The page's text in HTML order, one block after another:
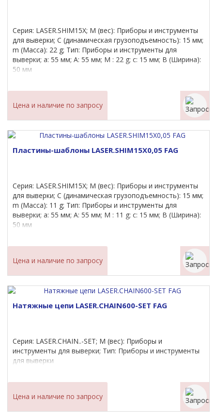
Серия: LASER.SHIM15X; M (вес): Приборы и инструменты
для выверки; C (динамическая грузоподъемность): 15 мм;
m (Масса): 22 g; Тип: Приборы и инструменты для
выверки; a: 55 мм; A: 55 мм; M : 22 g; c: 15 мм; B (Ширина):
50 мм
Цена и наличие по запросу
Пластины-шаблоны LASER.SHIM15X0,05 FAG
Серия: LASER.SHIM15X; M (вес): Приборы и инструменты
для выверки; C (динамическая грузоподъемность): 15 мм;
m (Масса): 11 g; Тип: Приборы и инструменты для
выверки; a: 55 мм; A: 55 мм; M : 11 g; c: 15 мм; B (Ширина):
50 мм
Цена и наличие по запросу
Натяжные цепи LASER.CHAIN600-SET FAG
Серия: LASER.CHAIN..-SET; M (вес): Приборы и
инструменты для выверки; Тип: Приборы и инструменты
для выверки
Цена и наличие по запросу